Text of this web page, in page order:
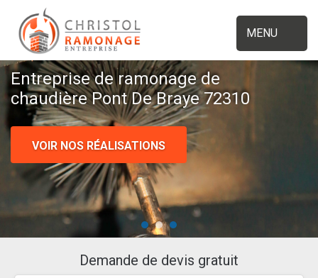
MENU
Entreprise de ramonage de
chaudière Pont De Braye 72310
VOIR NOS RÉALISATIONS
Demande de devis gratuit